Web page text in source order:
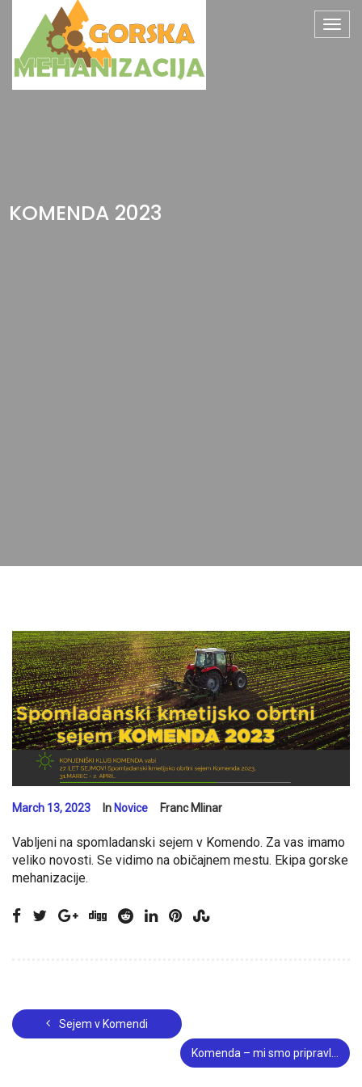
KOMENDA 2023
March 13, 2023 In Novice Franc Mlinar
Vabljeni na spomladanski sejem v Komendo. Za vas imamo
veliko novosti. Se vidimo na običajnem mestu. Ekipa gorske
mehanizacije.
Sejem v Komendi